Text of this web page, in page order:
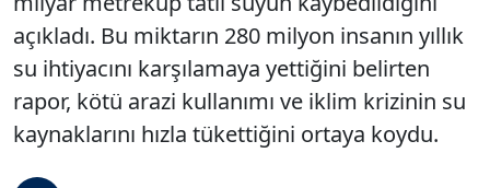
açıkladı. Bu miktarın 280 milyon insanın yıllık
su ihtiyacını karşılamaya yettiğini belirten
rapor, kötü arazi kullanımı ve iklim krizinin su
kaynaklarını hızla tükettiğini ortaya koydu.